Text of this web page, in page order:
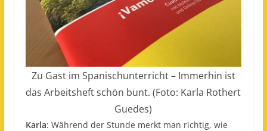
Zu Gast im Spanischunterricht – Immerhin ist
das Arbeitsheft schön bunt. (Foto: Karla Rothert
Guedes)
Karla: Während der Stunde merkt man richtig, wie